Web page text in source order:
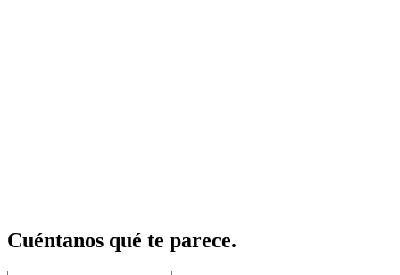
Cuéntanos qué te parece.